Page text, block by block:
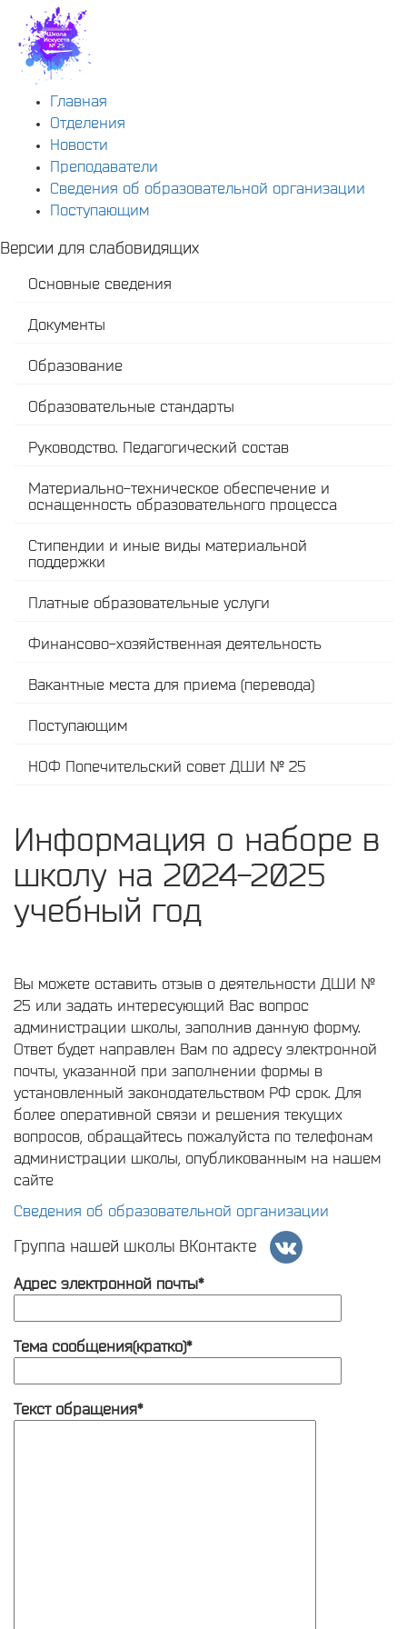
Главная
Отделения
Новости
Преподаватели
Сведения об образовательной организации
Поступающим
Версии для слабовидящих
Основные сведения
Документы
Образование
Образовательные стандарты
Руководство. Педагогический состав
Материально-техническое обеспечение и
оснащенность образовательного процесса
Стипендии и иные виды материальной
поддержки
Платные образовательные услуги
Финансово-хозяйственная деятельность
Вакантные места для приема (перевода)
Поступающим
НОФ Попечительский совет ДШИ № 25
Информация о наборе в
школу на 2024-2025
учебный год
Вы можете оставить отзыв о деятельности ДШИ №
25 или задать интересующий Вас вопрос
администрации школы, заполнив данную форму.
Ответ будет направлен Вам по адресу электронной
почты, указанной при заполнении формы в
установленный законодательством РФ срок. Для
более оперативной связи и решения текущих
вопросов, обращайтесь пожалуйста по телефонам
администрации школы, опубликованным на нашем
сайте
Сведения об образовательной организации
Группа нашей школы ВКонтакте
Адрес электронной почты*
Тема сообщения(кратко)*
Текст обращения*